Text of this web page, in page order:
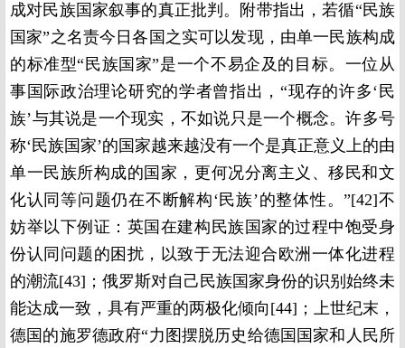
成对民族国家叙事的真正批判。附带指出，若循“民族
国家”之名责今日各国之实可以发现，由单一民族构成
的标准型“民族国家”是一个不易企及的目标。一位从
事国际政治理论研究的学者曾指出，“现存的许多‘民
族’与其说是一个现实，不如说只是一个概念。许多号
称‘民族国家’的国家越来越没有一个是真正意义上的由
单一民族所构成的国家，更何况分离主义、移民和文
化认同等问题仍在不断解构‘民族’的整体性。”[42]不
妨举以下例证：英国在建构民族国家的过程中饱受身
份认同问题的困扰，以致于无法迎合欧洲一体化进程
的潮流[43]；俄罗斯对自己民族国家身份的识别始终未
能达成一致，具有严重的两极化倾向[44]；上世纪末，
德国的施罗德政府“力图摆脱历史给德国国家和人民所